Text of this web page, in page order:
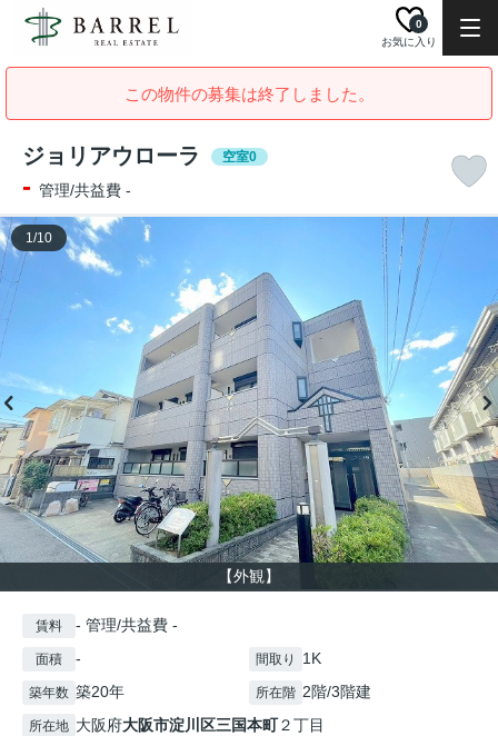
お気に入り
0
この物件の募集は終了しました。
ジョリアウローラ 空室0
- 管理/共益費 -
【外観】
1/10
賃料 - 管理/共益費 -
面積 - 間取り 1K
築年数 築20年 所在階 2階/3階建
所在地 大阪府大阪市淀川区三国本町２丁目